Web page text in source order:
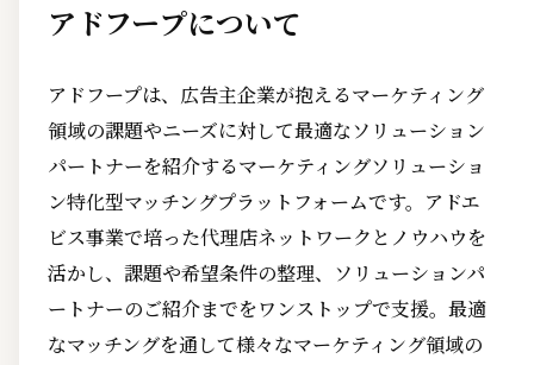
アドフープについて
アドフープは、広告主企業が抱えるマーケティング
領域の課題やニーズに対して最適なソリューション
パートナーを紹介するマーケティングソリューショ
ン特化型マッチングプラットフォームです。アドエ
ビス事業で培った代理店ネットワークとノウハウを
活かし、課題や希望条件の整理、ソリューションパ
ートナーのご紹介までをワンストップで支援。最適
なマッチングを通して様々なマーケティング領域の